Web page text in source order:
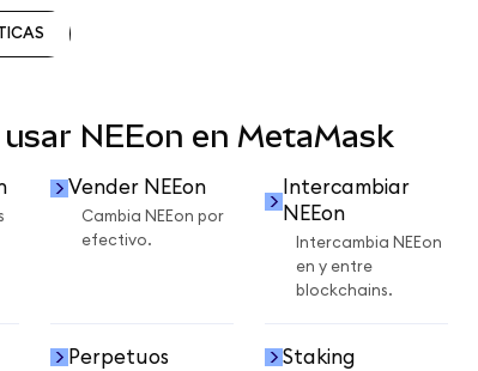
NEEon en MetaMask
Vender NEEon
Cambia NEEon por
efectivo.
Intercambiar
NEEon
Intercambia NEEon
en y entre
blockchains.
Perpetuos Staking